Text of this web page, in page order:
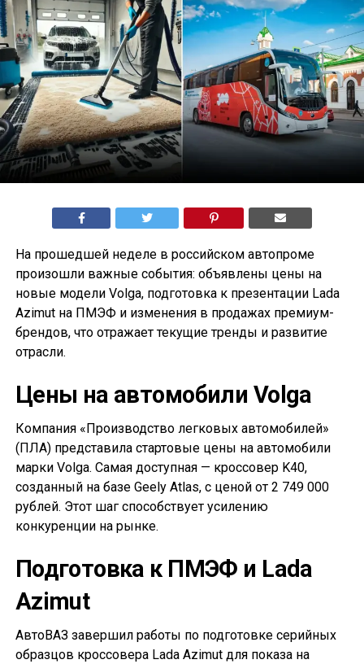
На прошедшей неделе в российском автопроме
произошли важные события: объявлены цены на
новые модели Volga, подготовка к презентации Lada
Azimut на ПМЭФ и изменения в продажах премиум-
брендов, что отражает текущие тренды и развитие
отрасли.
Цены на автомобили Volga
Компания «Производство легковых автомобилей»
(ПЛА) представила стартовые цены на автомобили
марки Volga. Самая доступная — кроссовер K40,
созданный на базе Geely Atlas, с ценой от 2 749 000
рублей. Этот шаг способствует усилению
конкуренции на рынке.
Подготовка к ПМЭФ и Lada
Azimut
АвтоВАЗ завершил работы по подготовке серийных
образцов кроссовера Lada Azimut для показа на